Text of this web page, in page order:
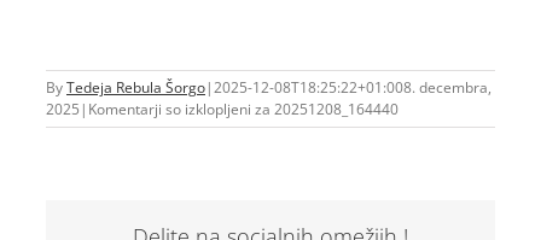
ByTedeja Rebula Šorgo|2025-12-08T18:25:22+01:008. decembra,
2025 | Komentarji so izklopljeni za 20251208_164440